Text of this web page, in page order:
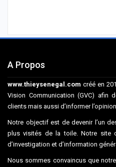
A Propos
www.thieysenegal.com créé en
Vision Communication (GVC)
clients mais aussi d’informer
Notre objectif est de devenir l’un
plus visités de la toile. Notre site
d’investigation et d’information
Nous sommes convaincus que